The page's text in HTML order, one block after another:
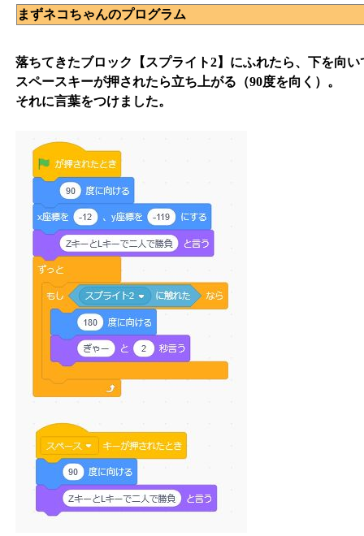
まずネコちゃんのプログラム
落ちてきたブロック【スプライト2】にふれたら、下を向い
スペースキーが押されたら立ち上がる（90度を向く）。
それに言葉をつけました。